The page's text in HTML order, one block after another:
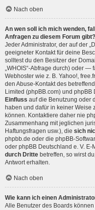
Nach oben
An wen soll ich mich wenden,
Anfragen zu diesem Forum gibt?
Jeder Administrator, der auf der
geeigneter Kontakt für deine
solltest du den Besitzer der
„WHOIS“-Abfrage durch) oder —
Webhoster wie z. B. Yahoo!,
den Abuse-Kontakt des
Limited (phpBB.com) und phpBB
Einfluss auf die Benutzung oder
haben und dafür in keiner Weise
können. Kontaktiere daher nie
Zusammenhang mit jeglichen
Haftungsfragen usw.), die sich
phpbb.de oder die phpBB-
oder phpBB Deutschland e. V. E-
durch Dritte betreffen, so wirst
Antwort erhalten.
Nach oben
Wie kann ich einen
Alle Benutzer des Boards